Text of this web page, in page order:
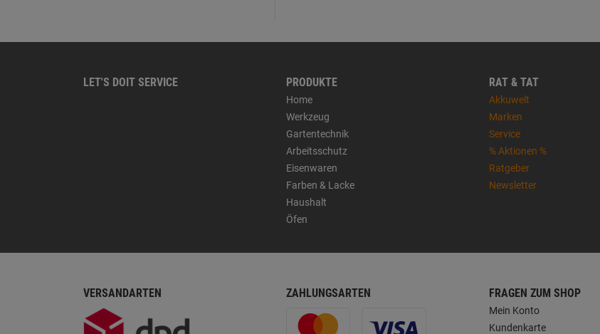
LET'S DOIT SERVICE PRODUKTE
Home
Werkzeug
Gartentechnik
Arbeitsschutz
Eisenwaren
Farben & Lacke
Haushalt
Öfen
RAT & TAT
Akkuwelt
Marken
Service
% Aktionen %
Ratgeber
Newsletter
VERSANDARTEN ZAHLUNGSARTEN FRAGEN ZUM SHOP
Mein Konto
Kundenkarte